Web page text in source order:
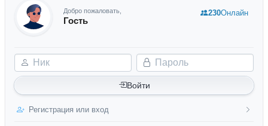
Добро пожаловать,
Гость
Ник Пароль
Войти
Регистрация или вход
230Онлайн